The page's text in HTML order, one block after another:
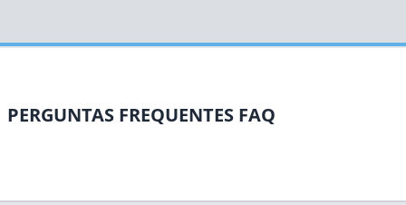
PERGUNTAS FREQUENTES FAQ